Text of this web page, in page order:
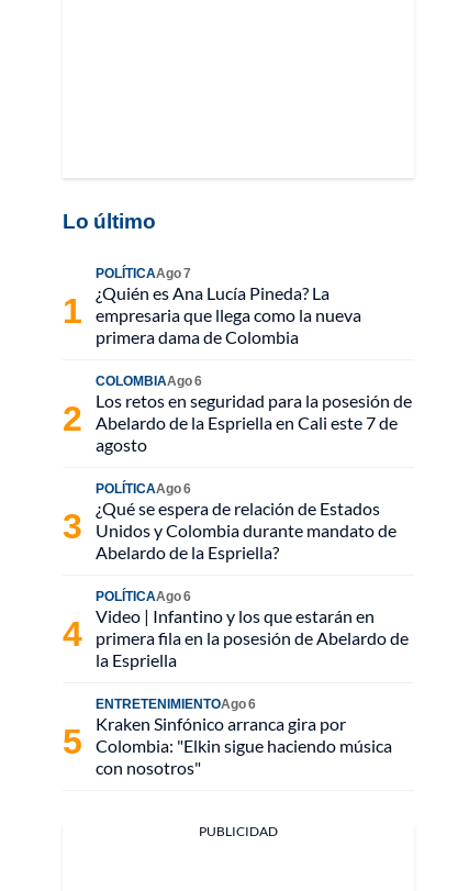
Lo último
POLÍTICAAgo 7
¿Quién es Ana Lucía Pineda? La
empresaria que llega como la nueva
primera dama de Colombia
COLOMBIAAgo 6
Los retos en seguridad para la posesión de
Abelardo de la Espriella en Cali este 7 de
agosto
POLÍTICAAgo 6
¿Qué se espera de relación de Estados
Unidos y Colombia durante mandato de
Abelardo de la Espriella?
POLÍTICAAgo 6
Video | Infantino y los que estarán en
primera fila en la posesión de Abelardo de
la Espriella
ENTRETENIMIENTOAgo 6
Kraken Sinfónico arranca gira por
Colombia: "Elkin sigue haciendo música
con nosotros"
PUBLICIDAD